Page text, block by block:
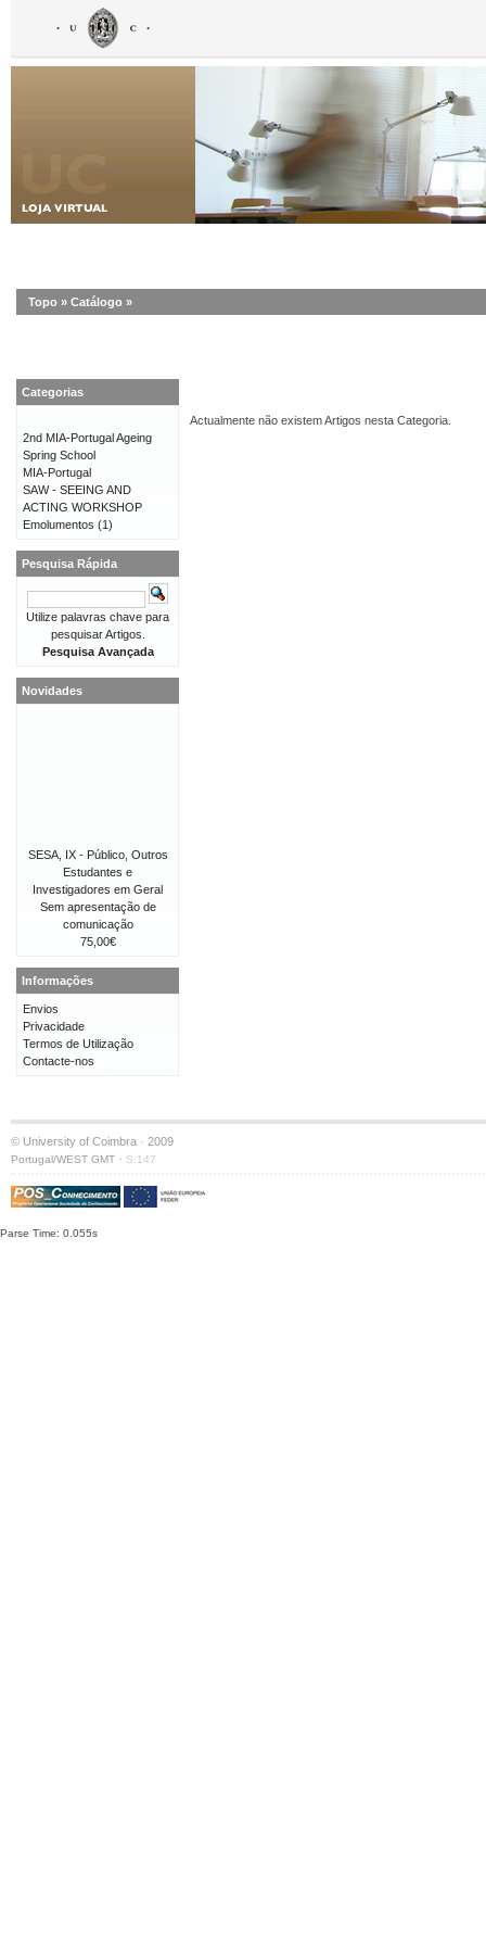
Topo » Catálogo »
Actualmente não existem Artigos nesta Categoria.
Categorias
2nd MIA-Portugal Ageing
Spring School
MIA-Portugal
SAW - SEEING AND
ACTING WORKSHOP
Emolumentos (1)
Pesquisa Rápida
Utilize palavras chave para
pesquisar Artigos.
Pesquisa Avançada
Novidades
SESA, IX - Público, Outros
Estudantes e
Investigadores em Geral
Sem apresentação de
comunicação
75,00€
Informações
Envios
Privacidade
Termos de Utilização
Contacte-nos
© University of Coimbra · 2009
Portugal/WEST GMT · S:147
Parse Time: 0.055s